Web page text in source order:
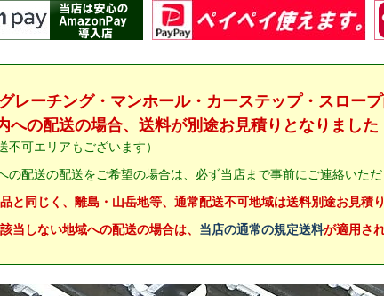
レーチング・マンホール・カーステップ・スロー
への配送の場合、送料が別途お見積りとなりました
不可エリアもございます）
の配送の配送をご希望の場合は、必ず当店まで事前にご連絡いた
と同じく、離島・山岳地等、通常配送不可地域は送料別途お見積り
当しない地域への配送の場合は、 当店の通常の規定送料が適用さ